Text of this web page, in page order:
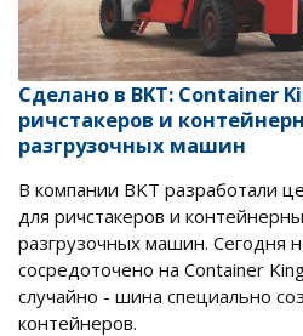
Сделано в BKT: Container
ричстакеров и
разгрузочных машин
В компании BKT разработали
для ричстакеров и
разгрузочных машин. Сегодня
сосредоточено на Container
случайно - шина специально
контейнеров.